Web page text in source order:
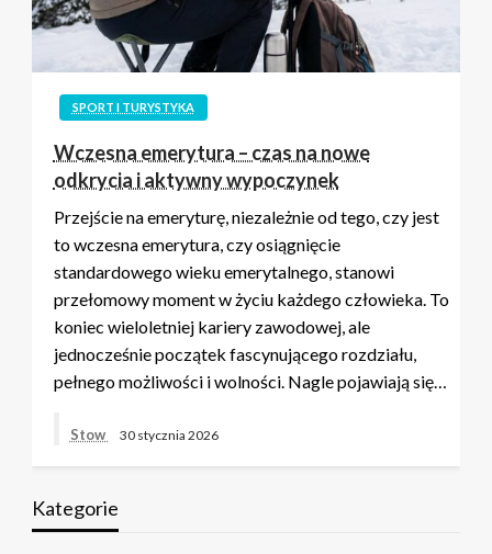
SPORT I TURYSTYKA
Wczesna emerytura – czas na nowe
odkrycia i aktywny wypoczynek
Przejście na emeryturę, niezależnie od tego, czy jest
to wczesna emerytura, czy osiągnięcie
standardowego wieku emerytalnego, stanowi
przełomowy moment w życiu każdego człowieka. To
koniec wieloletniej kariery zawodowej, ale
jednocześnie początek fascynującego rozdziału,
pełnego możliwości i wolności. Nagle pojawiają się…
Stow 30 stycznia 2026
Kategorie